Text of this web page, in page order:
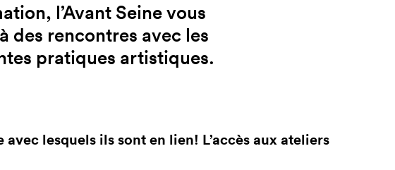
l’Avant Seine vous
des rencontres avec les
pratiques artistiques.
lesquels ils sont en lien! L’accès aux ateliers